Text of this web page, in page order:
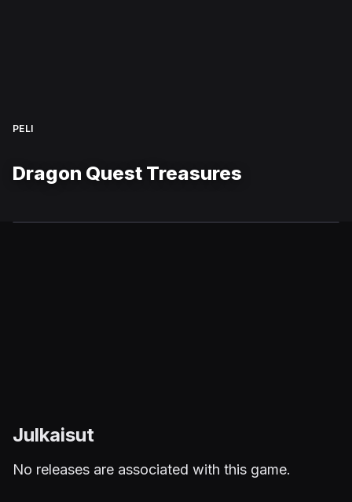
PELI
Dragon Quest Treasures
Julkaisut
No releases are associated with this game.